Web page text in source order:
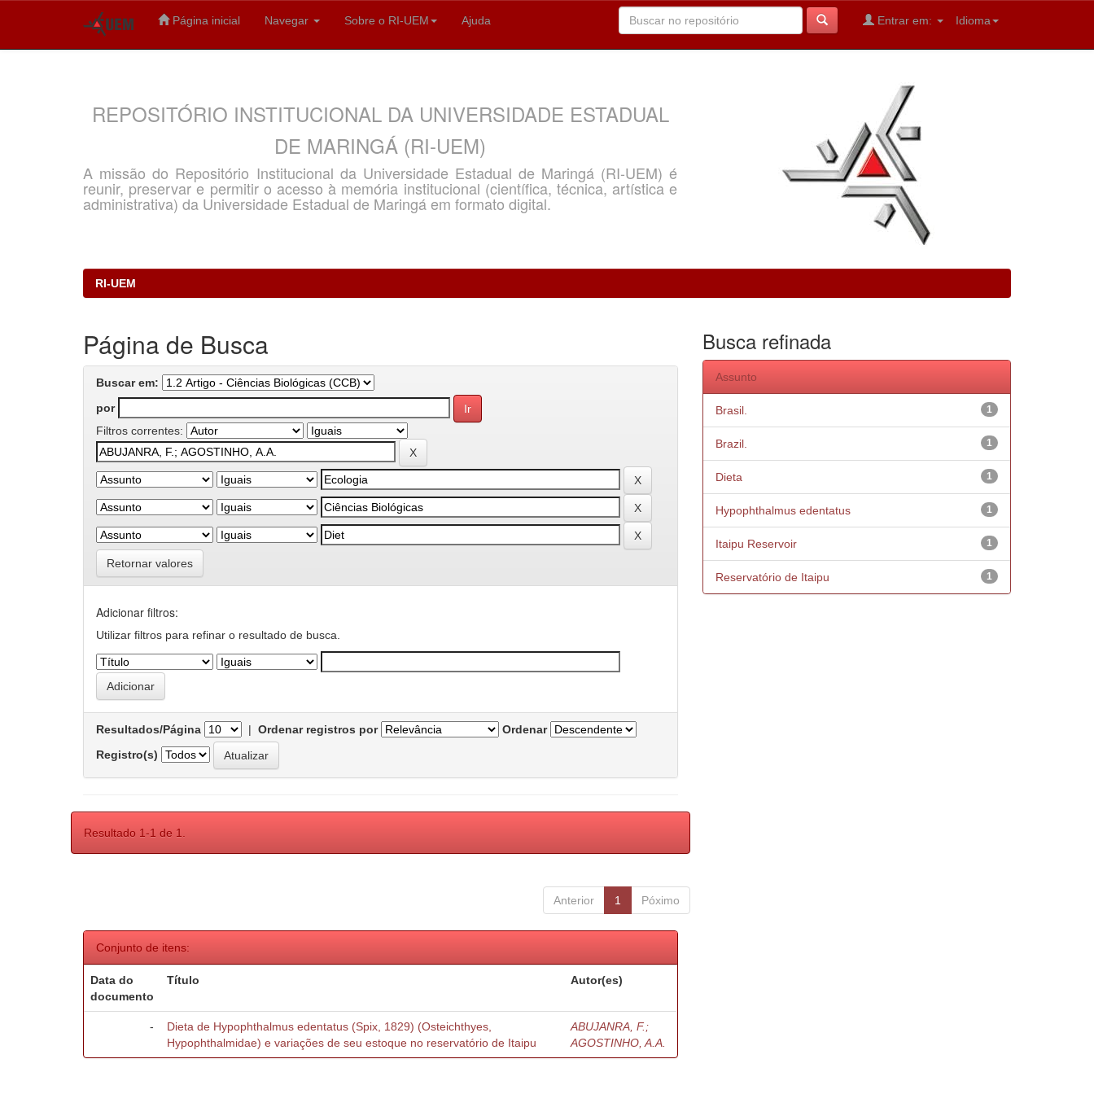
Página inicial Navegar Sobre o RI-UEM Ajuda Idioma
Entrar em:
REPOSITÓRIO INSTITUCIONAL DA UNIVERSIDADE ESTADUAL
DE MARINGÁ (RI-UEM)
A missão do Repositório Institucional da Universidade Estadual de Maringá (RI-UEM) é
reunir, preservar e permitir o acesso à memória institucional (científica, técnica, artística e
administrativa) da Universidade Estadual de Maringá em formato digital.
RI-UEM
Página de Busca
Buscar em:
por
Filtros correntes:
Retornar valores
Adicionar filtros:
Utilizar filtros para refinar o resultado de busca.
Resultados/Página | Ordenar registros por
Ordenar
Registro(s)
Resultado 1-1 de 1.
Anterior 1 Póximo
Conjunto de itens:
Data do
documento
Título Autor(es)
-
Dieta de Hypophthalmus edentatus (Spix, 1829) (Osteichthyes,
Hypophthalmidae) e variações de seu estoque no reservatório de Itaipu
ABUJANRA, F.;
AGOSTINHO, A.A.
Busca refinada
Assunto
1
Brasil.
1
Brazil.
1
Dieta
1
Hypophthalmus edentatus
1
Itaipu Reservoir
1
Reservatório de Itaipu